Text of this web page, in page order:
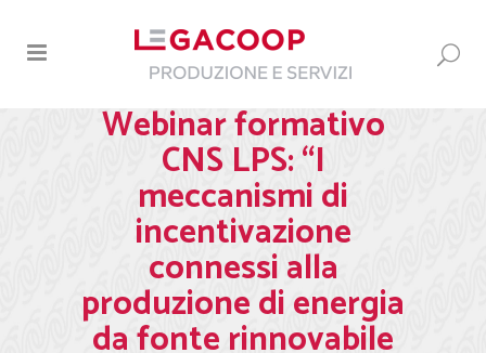
Webinar formativo
CNS LPS: “I
meccanismi di
incentivazione
connessi alla
produzione di energia
da fonte rinnovabile